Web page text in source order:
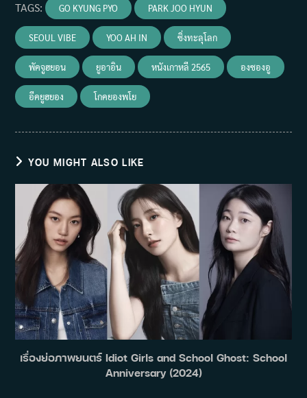
TAGS: GO KYUNG PYO PARK JOO HYUN
SEOUL VIBE YOO AH IN ซิ่งทะลุโลก
พัคจูฮยอน ยูอาอิน หนังเกาหลี 2565 องซองอู
อีคยูฮยอง โกคยองพโย
YOU MIGHT ALSO LIKE
เรื่องย่อภาพยนตร์ Idiot Girls and School Ghost: School
Anniversary (2024)